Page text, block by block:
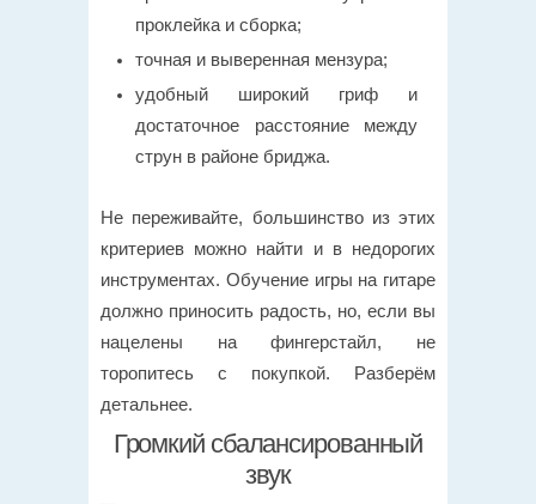
проклейка и сборка;
точная и выверенная мензура;
удобный широкий гриф и
достаточное расстояние между
струн в районе бриджа.
Не переживайте, большинство из этих
критериев можно найти и в недорогих
инструментах. Обучение игры на гитаре
должно приносить радость, но, если вы
нацелены на фингерстайл, не
торопитесь с покупкой. Разберём
детальнее.
Громкий сбалансированный
звук